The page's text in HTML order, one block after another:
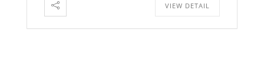
VIEW DETAIL